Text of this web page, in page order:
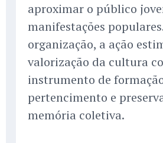
aproximar o público
manifestações
organização, a ação
valorização da cultura
instrumento de
pertencimento e
memória coletiva.